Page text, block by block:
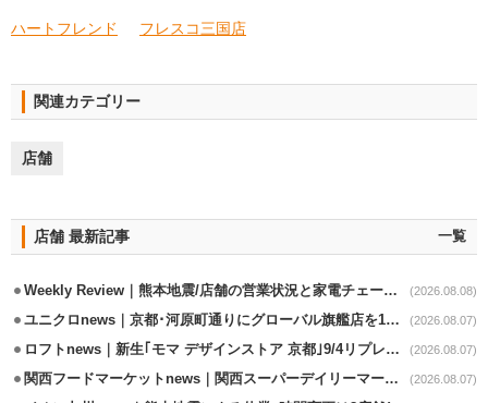
ハートフレンド フレスコ三国店
関連カテゴリー
店舗
店舗 最新記事 一覧
Weekly Review｜熊本地震/店舗の営業状況と家電チェーンの支援策 (2026.08.08)
ユニクロnews｜京都･河原町通りにグローバル旗艦店を11/6開設 (2026.08.07)
ロフトnews｜新生｢モマ デザインストア 京都｣9/4リプレイスオープン (2026.08.07)
関西フードマーケットnews｜関西スーパーデイリーマート蒲生店8/7改装 (2026.08.07)